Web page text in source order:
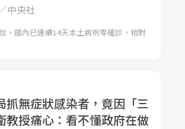
中央社
，國內已連續14天本土病例零確診，相對
抓無症狀感染者，竟因「三
教授痛心：看不懂政府在做